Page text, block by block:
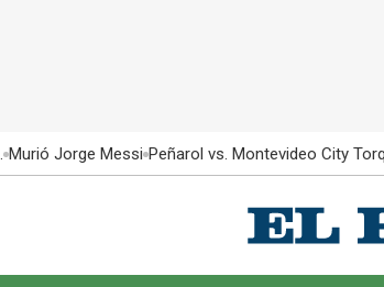
Murió Jorge Messi Peñarol vs. Montevideo City